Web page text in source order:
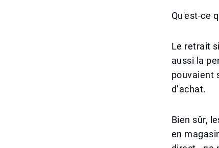
Qu'est-ce
Le retrait
aussi la
pouvaient
d’achat.
Bien sûr,
en